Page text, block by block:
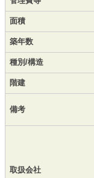
面積
築年数
種別/構造
階建
備考
取扱会社